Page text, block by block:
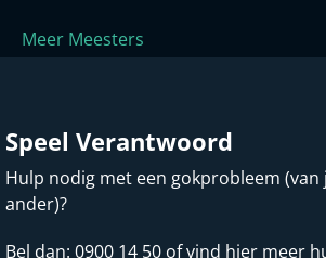
Meer Meesters
Speel Verantwoord
Hulp nodig met een gokprobleem (van
ander)?
Bel dan: 0900 14 50 of vind hier meer